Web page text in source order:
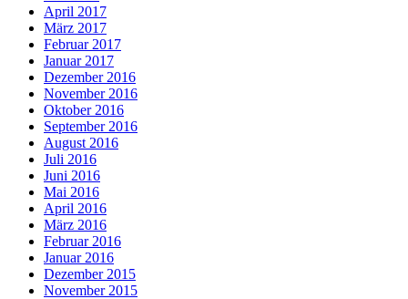
April 2017
März 2017
Februar 2017
Januar 2017
Dezember 2016
November 2016
Oktober 2016
September 2016
August 2016
Juli 2016
Juni 2016
Mai 2016
April 2016
März 2016
Februar 2016
Januar 2016
Dezember 2015
November 2015